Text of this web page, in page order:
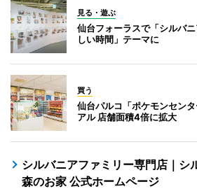
見る・遊ぶ
仙台フォーラスで「シルバ
しい時間」テーマに
買う
仙台パルコ「ポケモンセン
アル 店舗面積4倍に拡大
シルバニアファミリー専門店｜シ
森のお家 公式ホームページ